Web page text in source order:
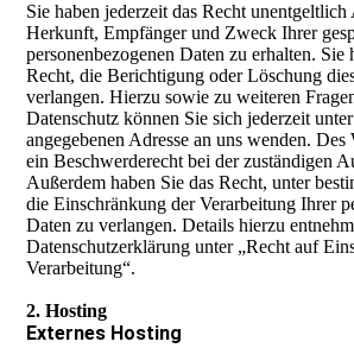
Sie haben jederzeit das Recht
Herkunft, Empfänger und Zweck Ihrer
personenbezogenen Daten zu erhalten. Sie
Recht, die Berichtigung oder Löschung
verlangen. Hierzu sowie zu weiteren
Datenschutz können Sie sich jederzeit
angegebenen Adresse an uns wenden. Des
ein Beschwerderecht bei der zuständigen
Außerdem haben Sie das Recht, unter
die Einschränkung der Verarbeitung Ihrer
Daten zu verlangen. Details hierzu
Datenschutzerklärung unter „Recht auf
Verarbeitung“.
2. Hosting
Externes Hosting